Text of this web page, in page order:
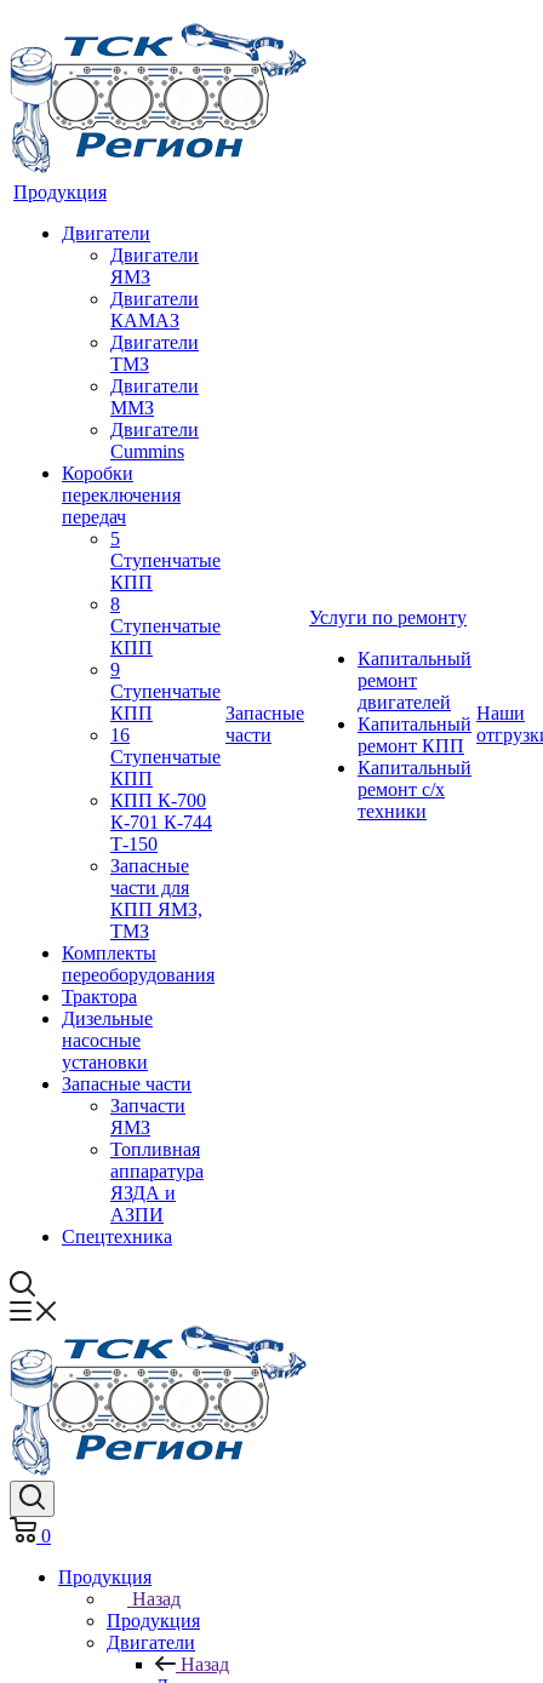
Продукция
Двигатели
Двигатели
ЯМЗ
Двигатели
КАМАЗ
Двигатели
ТМЗ
Двигатели
ММЗ
Двигатели
Cummins
Коробки
переключения
передач
5
Ступенчатые
КПП
8
Ступенчатые
КПП
9
Ступенчатые
КПП
16
Ступенчатые
КПП
КПП К-700
К-701 К-744
Т-150
Запасные
части для
КПП ЯМЗ,
ТМЗ
Комплекты
переоборудования
Трактора
Дизельные
насосные
установки
Запасные части
Запчасти
ЯМЗ
Топливная
аппаратура
ЯЗДА и
АЗПИ
Спецтехника
Запасные
части
Услуги по ремонту
Капитальный
ремонт
двигателей
Капитальный
ремонт КПП
Капитальный
ремонт с/х
техники
Наши
0
Продукция
Назад
Продукция
Двигатели
Назад